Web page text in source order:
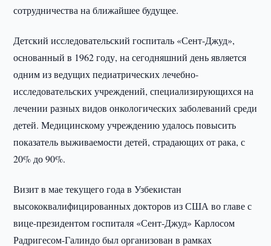
сотрудничества на ближайшее будущее.
Детский исследовательский госпиталь «Сент-Джуд»,
основанный в 1962 году, на сегодняшний день является
одним из ведущих педиатрических лечебно-
исследовательских учреждений, специализирующихся на
лечении разных видов онкологических заболеваний среди
детей. Медицинскому учреждению удалось повысить
показатель выживаемости детей, страдающих от рака, с
20% до 90%.
Визит в мае текущего года в Узбекистан
высококвалифицированных докторов из США во главе с
вице-президентом госпиталя «Сент-Джуд» Карлосом
Радригесом-Галиндо был организован в рамках